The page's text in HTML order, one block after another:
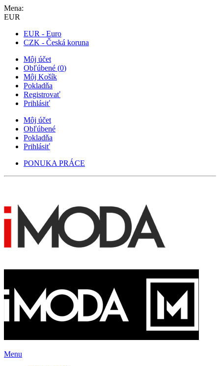
Mena:
EUR
EUR - Euro
CZK - Česká koruna
Môj účet
Obľúbené (0)
Môj Košík
Pokladňa
Registrovať
Prihlásiť
Môj účet
Obľúbené
Pokladňa
Prihlásiť
PONUKA PRÁCE
Menu